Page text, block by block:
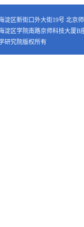
淀区新街口外大街19号 北京
淀区学院南路京师科技大厦B
研究院版权所有